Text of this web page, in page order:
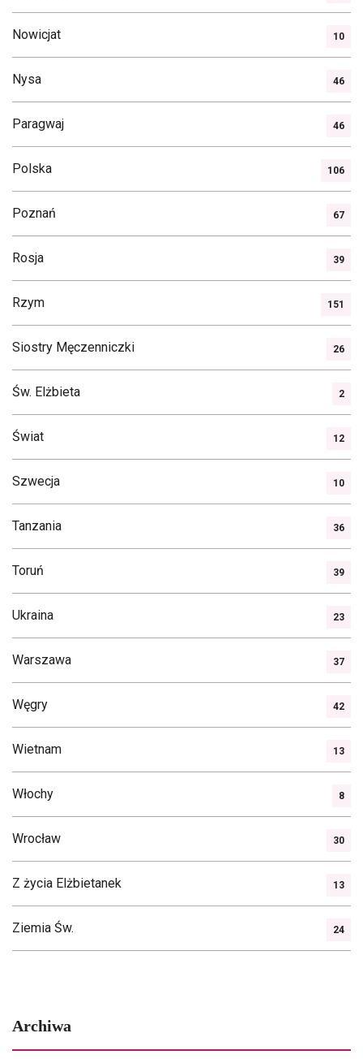
Nowicjat 10
Nysa 46
Paragwaj 46
Polska 106
Poznań 67
Rosja 39
Rzym 151
Siostry Męczenniczki 26
Św. Elżbieta 2
Świat 12
Szwecja 10
Tanzania 36
Toruń 39
Ukraina 23
Warszawa 37
Węgry 42
Wietnam 13
Włochy 8
Wrocław 30
Z życia Elżbietanek 13
Ziemia Św. 24
Archiwa